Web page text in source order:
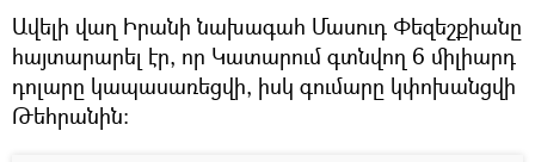
Ավելի վաղ Իրանի նախագահ Մասուդ Փեզեշքիանը
հայտարարել էր, որ Կատարում գտնվող 6 միլիարդ
դոլարը կապասառեցվի, իսկ գումարը կփոխանցվի
Թեհրանին: